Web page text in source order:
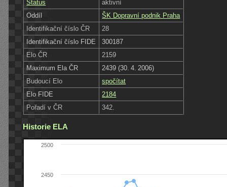
Status
aktivní
Oddíl
ŠK Dopravní podnik Praha
Identifikační číslo ČR
28
Identifikační číslo FIDE
300187
Elo ČR
2159
Maximum Ela ČR
2439 (30. 4. 2006)
Budoucí Elo
spočítat
Elo FIDE
2184
Pořadí v ČR
342.
Historie ELA
2450
2500